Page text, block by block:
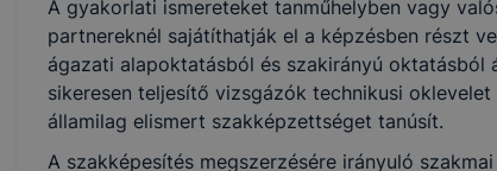
A gyakorlati ismereteket tanműhelyben vagy
partnereknél sajátíthatják el a képzésben részt
ágazati alapoktatásból és szakirányú
sikeresen teljesítő vizsgázók technikusi
államilag elismert szakképzettséget tanúsít.
A szakképesítés megszerzésére irányuló